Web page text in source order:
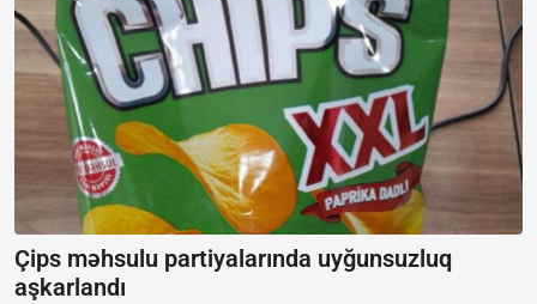
Çips məhsulu partiyalarında uyğunsuzluq
aşkarlandı